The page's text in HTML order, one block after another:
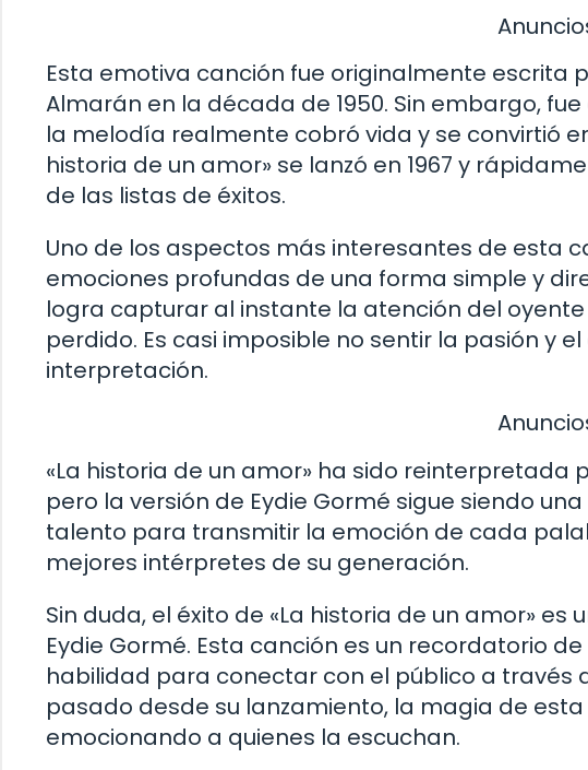
Esta emotiva canción fue originalmente escrita
Almarán en la década de 1950. Sin embargo,
la melodía realmente cobró vida y se convirtió
historia de un amor» se lanzó en 1967 y
de las listas de éxitos.
Uno de los aspectos más interesantes de esta
emociones profundas de una forma simple y
logra capturar al instante la atención del
perdido. Es casi imposible no sentir la pasión y
interpretación.
«La historia de un amor» ha sido
pero la versión de Eydie Gormé sigue siendo
talento para transmitir la emoción de cada
mejores intérpretes de su generación.
Sin duda, el éxito de «La historia de un amor»
Eydie Gormé. Esta canción es un recordatorio
habilidad para conectar con el público a través
pasado desde su lanzamiento, la magia de
emocionando a quienes la escuchan.